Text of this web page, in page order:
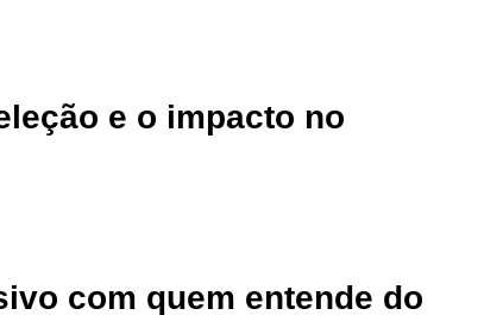
e o impacto no
com quem entende do